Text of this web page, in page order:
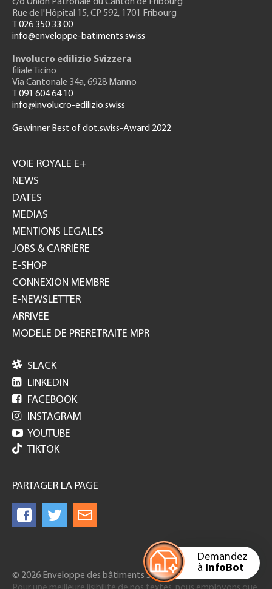
Demandez
à InfoBot
c/o Union Patronale du Canton de Fribourg
Rue de l'Hôpital 15, CP 592, 1701 Fribourg
T 026 350 33 00
info@enveloppe-batiments.swiss
Involucro edilizio Svizzera
filiale Ticino
Via Cantonale 34a, 6928 Manno
T 091 604 64 10
info@involucro-edilizio.swiss
Gewinner Best of dot.swiss-Award 2022
GH
VOIE ROYALE E+
NEWS
DATES
MEDIAS
MENTIONS LEGALES
JOBS & CARRIÈRE
E-SHOP
CONNEXION MEMBRE
E-NEWSLETTER
ARRIVEE
MODELE DE PRERETRAITE MPR
 SLACK
 LINKEDIN
 FACEBOOK
 INSTAGRAM
 YOUTUBE
TIKTOK
PARTAGER LA PAGE
© 2026 Enveloppe des bâtiments Suisse